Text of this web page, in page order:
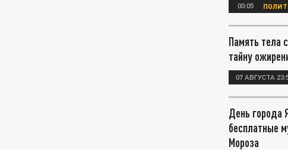
00:05
Память тела
тайну
07 АВГУСТА
День города
бесплатные
Мороза